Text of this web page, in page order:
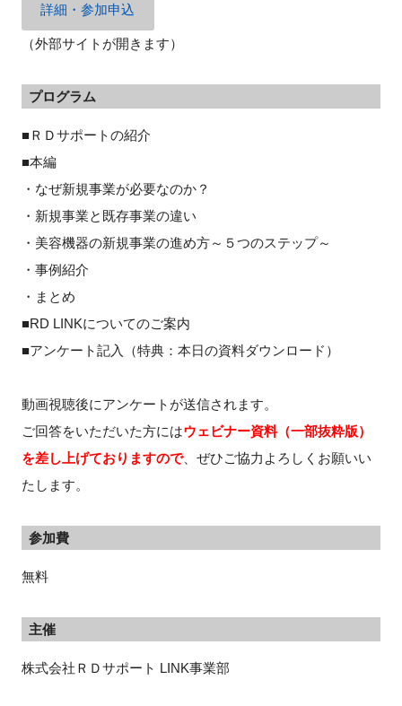
詳細・参加申込
（外部サイトが開きます）
プログラム
■ＲＤサポートの紹介
■本編
・なぜ新規事業が必要なのか？
・新規事業と既存事業の違い
・美容機器の新規事業の進め方～５つのステップ～
・事例紹介
・まとめ
■RD LINKについてのご案内
■アンケート記入（特典：本日の資料ダウンロード）
動画視聴後にアンケートが送信されます。
ご回答をいただいた方にはウェビナー資料（一部抜粋版）
を差し上げておりますので、ぜひご協力よろしくお願いい
たします。
参加費
無料
主催
株式会社ＲＤサポート LINK事業部